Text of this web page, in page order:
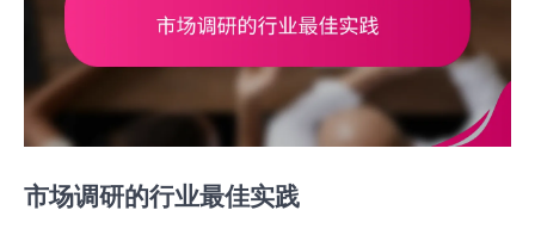
市场调研的行业最佳实践